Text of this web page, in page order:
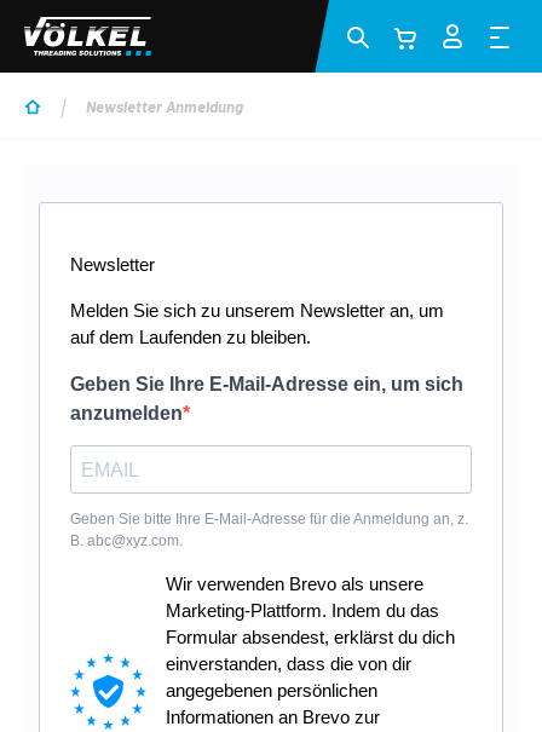
Zum Hauptinhalt springen
Newsletter Anmeldung
Newsletter
Melden Sie sich zu unserem Newsletter an, um
auf dem Laufenden zu bleiben.
Geben Sie Ihre E-Mail-Adresse ein, um sich
anzumelden
Geben Sie bitte Ihre E-Mail-Adresse für die Anmeldung an, z.
B. abc@xyz.com.
Wir verwenden Brevo als unsere
Marketing-Plattform. Indem du das
Formular absendest, erklärst du dich
einverstanden, dass die von dir
angegebenen persönlichen
Informationen an Brevo zur